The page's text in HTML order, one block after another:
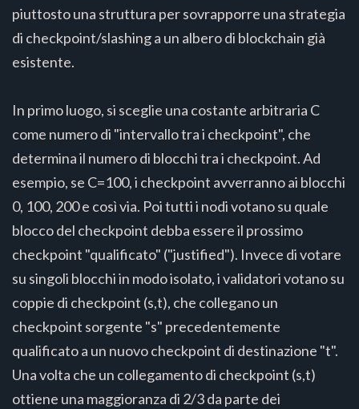
piuttosto una struttura per sovrapporre una strategia
di checkpoint/slashing a un albero di blockchain già
esistente.
In primo luogo, si sceglie una costante arbitraria C
come numero di "intervallo tra i checkpoint", che
determina il numero di blocchi tra i checkpoint. Ad
esempio, se C=100, i checkpoint avverranno ai blocchi
0, 100, 200 e così via. Poi tutti i nodi votano su quale
blocco del checkpoint debba essere il prossimo
checkpoint "qualificato" ("justified"). Invece di votare
su singoli blocchi in modo isolato, i validatori votano su
coppie di checkpoint (s,t), che collegano un
checkpoint sorgente "s" precedentemente
qualificato a un nuovo checkpoint di destinazione "t".
Una volta che un collegamento di checkpoint (s,t)
ottiene una maggioranza di 2/3 da parte dei